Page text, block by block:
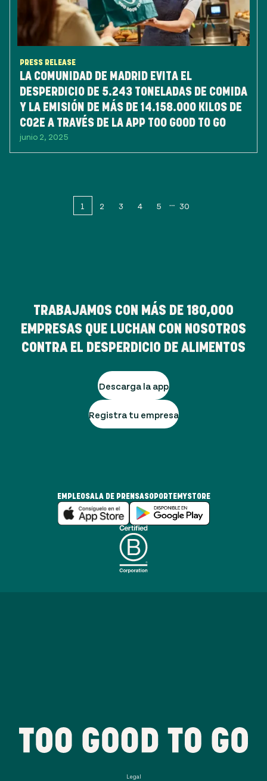
PRESS RELEASE
LA COMUNIDAD DE MADRID EVITA EL
DESPERDICIO DE 5.243 TONELADAS DE COMIDA
Y LA EMISIÓN DE MÁS DE 14.158.000 KILOS DE
CO2E A TRAVÉS DE LA APP TOO GOOD TO GO
junio 2, 2025
1 2 3 4 5 30
TRABAJAMOS CON MÁS DE 180,000
EMPRESAS QUE LUCHAN CON NOSOTROS
CONTRA EL DESPERDICIO DE ALIMENTOS
Descarga la app
Registra tu empresa
EMPLEOSALA DE PRENSA SOPORTEMYSTORE
Legal